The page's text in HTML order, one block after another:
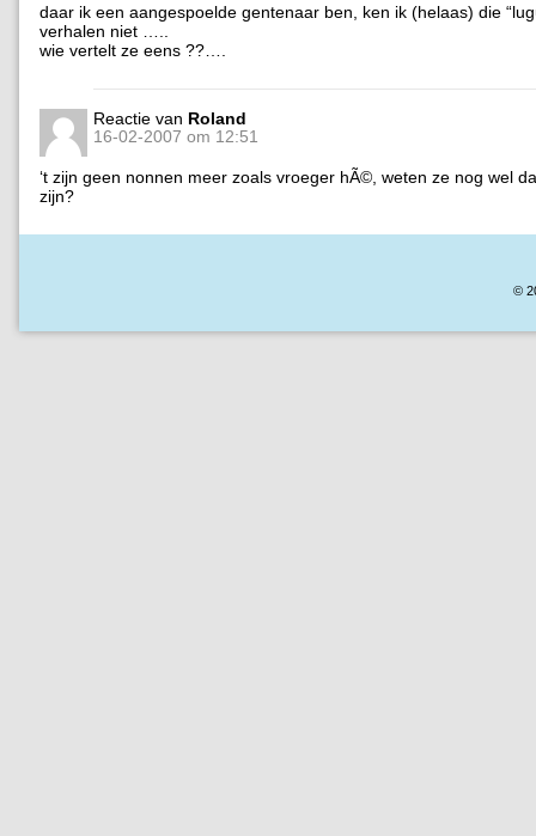
daar ik een aangespoelde gentenaar ben, ken ik (helaas) die
verhalen niet …..
wie vertelt ze eens ??….
Reactie van Roland
16-02-2007 om 12:51
‘t zijn geen nonnen meer zoals vroeger hÃ©, weten ze nog wel
zijn?
©